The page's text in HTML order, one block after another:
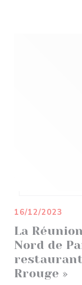
La
Nord de
Rrouge »
16/12/2023